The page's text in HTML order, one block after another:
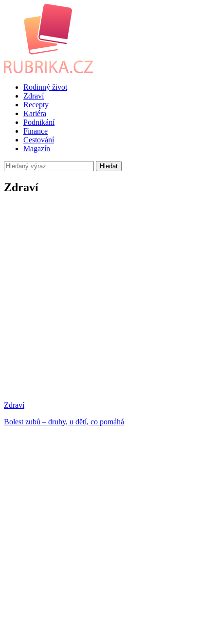
Rodinný život
Zdraví
Recepty
Kariéra
Podnikání
Finance
Cestování
Magazín
Hledat
Zdraví
Zdraví
Bolest zubů – druhy, u dětí, co pomáhá